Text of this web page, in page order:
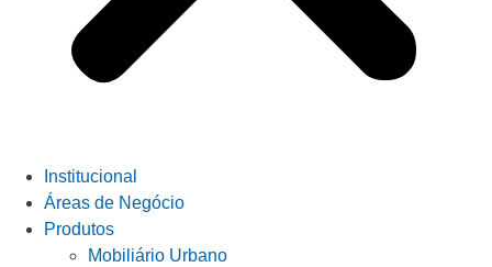
Institucional
Áreas de Negócio
Produtos
Mobiliário Urbano